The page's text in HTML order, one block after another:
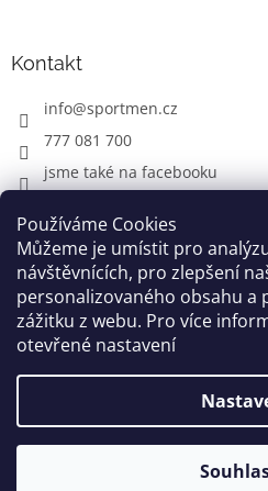
Používáme Cookies
Můžeme je umístit pro
návštěvnících, pro zlepšení
personalizovaného obsahu a
zážitku z webu. Pro více
otevřené nastavení
Kontakt
info@sportmen.cz
777 081 700
jsme také na facebooku
CYKLO
Copyright 2026